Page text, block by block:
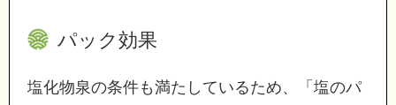
パック効果
塩化物泉の条件も満たしているため、「塩のパ